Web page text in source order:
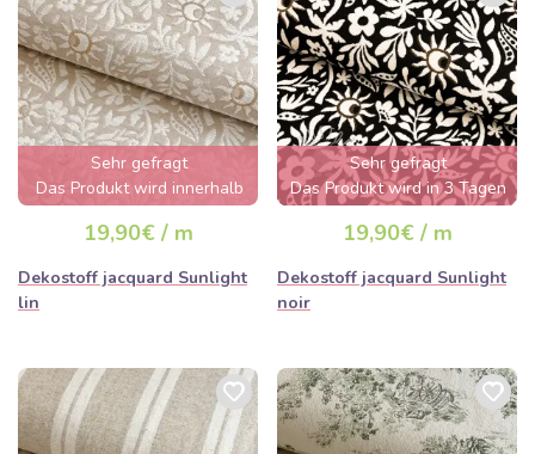
Sehr gefragt
Das Produkt wird innerhalb
von wenigen Stunden
ausverkauft sein
19,90€ / m
Dekostoff jacquard Sunlight
lin
Sehr gefragt
Das Produkt wird in 3 Tagen
ausverkauft sein
19,90€ / m
Dekostoff jacquard Sunlight
noir